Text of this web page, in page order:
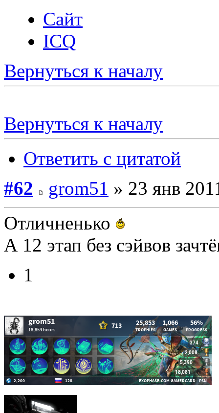
Сайт
ICQ
Вернуться к началу
Вернуться к началу
Ответить с цитатой
#62
grom51 » 23 янв
Отличненько
А 12 этап без сэйвов
1